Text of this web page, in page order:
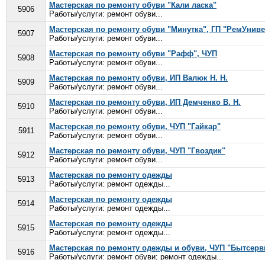
5906
Мастерская по ремонту обуви "Кали ласка"
Работы/услуги: ремонт обуви...
5907
Мастерская по ремонту обуви "Минутка", ГП
Работы/услуги: ремонт обуви...
5908
Мастерская по ремонту обуви "Рафф", ЧУП
Работы/услуги: ремонт обуви...
5909
Мастерская по ремонту обуви, ИП Валюк Н. Н.
Работы/услуги: ремонт обуви...
5910
Мастерская по ремонту обуви, ИП Демченко В. Н.
Работы/услуги: ремонт обуви...
5911
Мастерская по ремонту обуви, ЧУП "Гайкар"
Работы/услуги: ремонт обуви...
5912
Мастерская по ремонту обуви, ЧУП "Гвоздик"
Работы/услуги: ремонт обуви...
5913
Мастерская по ремонту одежды
Работы/услуги: ремонт одежды...
5914
Мастерская по ремонту одежды
Работы/услуги: ремонт одежды...
5915
Мастерская по ремонту одежды
Работы/услуги: ремонт одежды...
5916
Мастерская по ремонту одежды и обуви, ЧУП
Работы/услуги: ремонт обуви; ремонт одежды...